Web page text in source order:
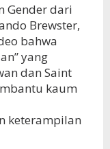
Gender dari
Brewster,
bahwa
yang
dan Saint
kaum
keterampilan